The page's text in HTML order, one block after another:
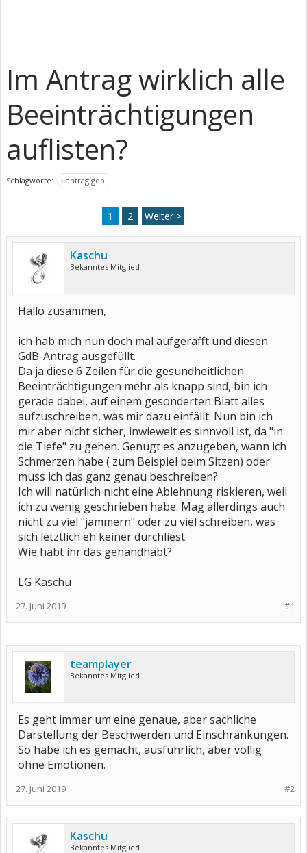
Im Antrag wirklich alle
Beeinträchtigungen
auflisten?
Schlagworte: antrag gdb
1 2 Weiter >
Kaschu
Bekanntes Mitglied
Hallo zusammen,
ich hab mich nun doch mal aufgerafft und diesen
GdB-Antrag ausgefüllt.
Da ja diese 6 Zeilen für die gesundheitlichen
Beeinträchtigungen mehr als knapp sind, bin ich
gerade dabei, auf einem gesonderten Blatt alles
aufzuschreiben, was mir dazu einfällt. Nun bin ich
mir aber nicht sicher, inwieweit es sinnvoll ist, da "in
die Tiefe" zu gehen. Genügt es anzugeben, wann ich
Schmerzen habe ( zum Beispiel beim Sitzen) oder
muss ich das ganz genau beschreiben?
Ich will natürlich nicht eine Ablehnung riskieren, weil
ich zu wenig geschrieben habe. Mag allerdings auch
nicht zu viel "jammern" oder zu viel schreiben, was
sich letztlich eh keiner durchliest.
Wie habt ihr das gehandhabt?
LG Kaschu
#1
27. Juni 2019
teamplayer
Bekanntes Mitglied
Es geht immer um eine genaue, aber sachliche
Darstellung der Beschwerden und Einschränkungen.
So habe ich es gemacht, ausführlich, aber völlig
ohne Emotionen.
#2
27. Juni 2019
Kaschu
Bekanntes Mitglied